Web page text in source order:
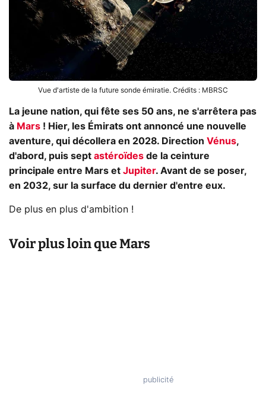
Vue d'artiste de la future sonde émiratie. Crédits : MBRSC
La jeune nation, qui fête ses 50 ans, ne s'arrêtera pas
à Mars ! Hier, les Émirats ont annoncé une nouvelle
aventure, qui décollera en 2028. Direction Vénus,
d'abord, puis sept astéroïdes de la ceinture
principale entre Mars et Jupiter. Avant de se poser,
en 2032, sur la surface du dernier d'entre eux.
De plus en plus d'ambition !
Voir plus loin que Mars